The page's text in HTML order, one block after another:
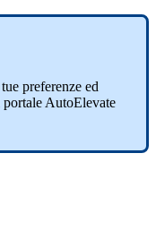
tue preferenze ed
portale AutoElevate